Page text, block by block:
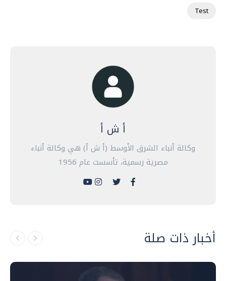
Test
أ ش أ
وكالة أنباء الشرق الأوسط (أ ش أ) هي وكالة أنباء
مصرية رسمية، تأسست عام 1956
أخبار ذات صلة